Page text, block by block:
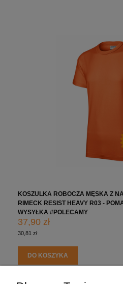
KOSZULKA ROBOCZA MĘSKA Z
RIMECK RESIST HEAVY R03 -
WYSYŁKA #POLECAMY
37,90 zł
30,81 zł
DO KOSZYKA